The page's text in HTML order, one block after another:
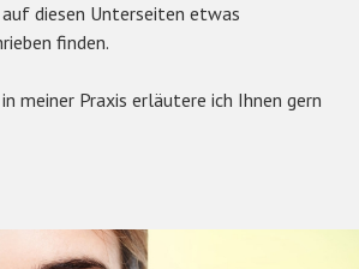
diesen Unterseiten etwas
finden.
meiner Praxis erläutere ich Ihnen gern